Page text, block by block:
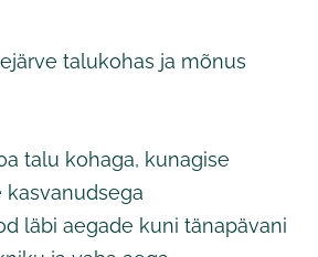
talukohas ja mõnus
talu kohaga, kunagise
kasvanudsega
läbi aegade kuni tänapävani